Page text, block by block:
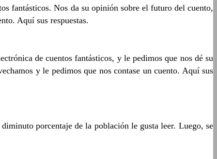
fantásticos. Nos da su opinión sobre el futuro del cuento,
Aquí sus respuestas.
de cuentos fantásticos, y le pedimos que nos dé su
y le pedimos que nos contase un cuento. Aquí sus
porcentaje de la población le gusta leer. Luego, se